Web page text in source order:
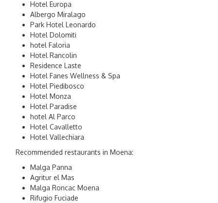
Hotel Europa
Albergo Miralago
Park Hotel Leonardo
Hotel Dolomiti
hotel Faloria
Hotel Rancolin
Residence Laste
Hotel Fanes Wellness & Spa
Hotel Piedibosco
Hotel Monza
Hotel Paradise
hotel Al Parco
Hotel Cavalletto
Hotel Vallechiara
Recommended restaurants in Moena:
Malga Panna
Agritur el Mas
Malga Roncac Moena
Rifugio Fuciade